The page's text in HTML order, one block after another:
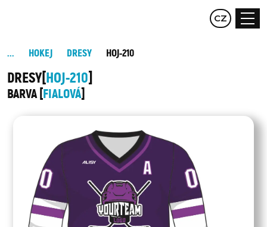
EN DE
CZ
HOKEJ DRESY HOJ-210
DRESY HOJ-210
BARVA FIALOVÁ